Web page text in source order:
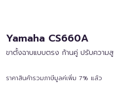
Yamaha CS660A
ขาตั้งฉาบแบบตรง ก้านคู่ ปรับความ
ราคาสินค้ารวมภาษีมูลค่เพิ่ม 7% แล้ว